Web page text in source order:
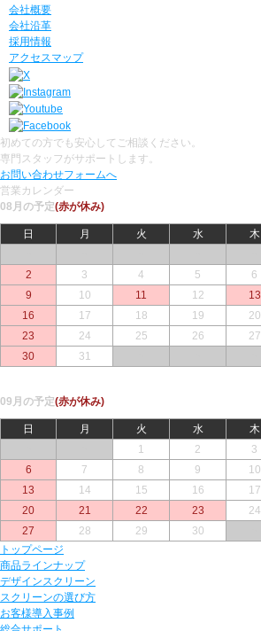
会社概要
会社沿革
採用情報
アクセスマップ
初めての方でも安心してご相談ください。
専門スタッフがサポートします。
お問い合わせフォームへ
営業カレンダー
08月の予定(赤が休み)
日 月 火 水 木
2
3 4 5 6
9
10 11 12 13
16
17 18 19 20
23
24 25 26 27
30
31
09月の予定(赤が休み)
日 月 火 水 木
1 2 3
6
7 8 9 10
13
14 15 16 17
20
21 22 23 24
27
28 29 30
トップページ
商品ラインナップ
デザインスクリーン
スクリーンの選び方
お客様導入事例